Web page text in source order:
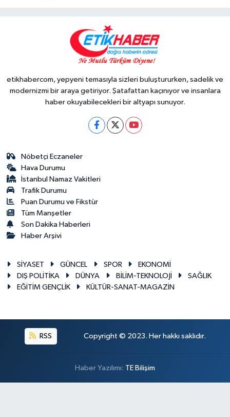
etikhabercom, yepyeni temasıyla sizleri buluştururken, sadelik ve
modernizmi bir araya getiriyor. Şatafattan kaçınıyor ve insanlara
haber okuyabilecekleri bir altyapı sunuyor.
Nöbetçi Eczaneler
Hava Durumu
İstanbul Namaz Vakitleri
Trafik Durumu
Puan Durumu ve Fikstür
Tüm Manşetler
Son Dakika Haberleri
Haber Arşivi
SİYASET GÜNCEL SPOR
EKONOMİ
DIŞ POLİTİKA
DÜNYA BİLİM-TEKNOLOJİ
SAĞLIK
EĞİTİM GENÇLİK
KÜLTÜR-SANAT-MAGAZİN
RSS Copyright © 2023. Her hakkı saklıdır.
Haber Yazılımı: TE Bilişim